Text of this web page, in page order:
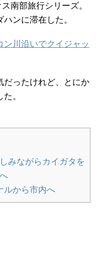
南部旅行シリーズ。
ンに滞在した。
ン川沿いでクイジャッ
だったけれど、とにか
。
みながらカイガタを
ルから市内へ